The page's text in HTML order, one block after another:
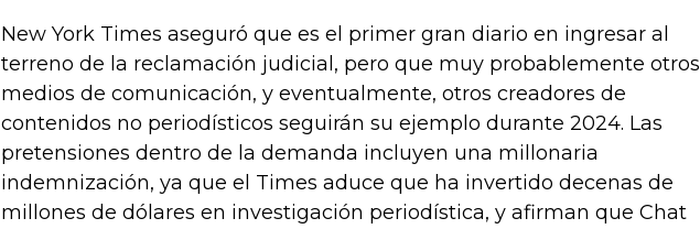
New York Times aseguró que es el primer gran diario en ingresar al
terreno de la reclamación judicial, pero que muy probablemente otros
medios de comunicación, y eventualmente, otros creadores de
contenidos no periodísticos seguirán su ejemplo durante 2024. Las
pretensiones dentro de la demanda incluyen una millonaria
indemnización, ya que el Times aduce que ha invertido decenas de
millones de dólares en investigación periodística, y afirman que Chat